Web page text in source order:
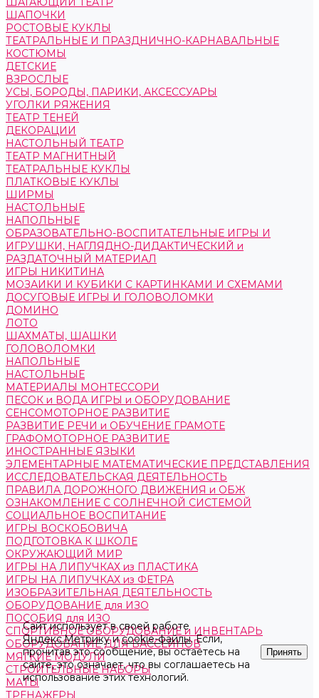
ШАПОЧКИ
РОСТОВЫЕ КУКЛЫ
ТЕАТРАЛЬНЫЕ И ПРАЗДНИЧНО-КАРНАВАЛЬНЫЕ
КОСТЮМЫ
ДЕТСКИЕ
ВЗРОСЛЫЕ
УСЫ, БОРОДЫ, ПАРИКИ, АКСЕССУАРЫ
УГОЛКИ РЯЖЕНИЯ
ТЕАТР ТЕНЕЙ
ДЕКОРАЦИИ
НАСТОЛЬНЫЙ ТЕАТР
ТЕАТР МАГНИТНЫЙ
ТЕАТРАЛЬНЫЕ КУКЛЫ
ПЛАТКОВЫЕ КУКЛЫ
ШИРМЫ
НАСТОЛЬНЫЕ
НАПОЛЬНЫЕ
ОБРАЗОВАТЕЛЬНО-ВОСПИТАТЕЛЬНЫЕ ИГРЫ И
ИГРУШКИ, НАГЛЯДНО-ДИДАКТИЧЕСКИЙ и
РАЗДАТОЧНЫЙ МАТЕРИАЛ
ИГРЫ НИКИТИНА
МОЗАИКИ И КУБИКИ С КАРТИНКАМИ И СХЕМАМИ
ДОСУГОВЫЕ ИГРЫ И ГОЛОВОЛОМКИ
ДОМИНО
ЛОТО
ШАХМАТЫ, ШАШКИ
ГОЛОВОЛОМКИ
НАПОЛЬНЫЕ
НАСТОЛЬНЫЕ
МАТЕРИАЛЫ МОНТЕССОРИ
ПЕСОК и ВОДА ИГРЫ и ОБОРУДОВАНИЕ
СЕНСОМОТОРНОЕ РАЗВИТИЕ
РАЗВИТИЕ РЕЧИ и ОБУЧЕНИЕ ГРАМОТЕ
ГРАФОМОТОРНОЕ РАЗВИТИЕ
ИНОСТРАННЫЕ ЯЗЫКИ
ЭЛЕМЕНТАРНЫЕ МАТЕМАТИЧЕСКИЕ ПРЕДСТАВЛЕНИЯ
ИССЛЕДОВАТЕЛЬСКАЯ ДЕЯТЕЛЬНОСТЬ
ПРАВИЛА ДОРОЖНОГО ДВИЖЕНИЯ и ОБЖ
ОЗНАКОМЛЕНИЕ С СОЛНЕЧНОЙ СИСТЕМОЙ
СОЦИАЛЬНОЕ ВОСПИТАНИЕ
ИГРЫ ВОСКОБОВИЧА
ПОДГОТОВКА К ШКОЛЕ
ОКРУЖАЮЩИЙ МИР
ИГРЫ НА ЛИПУЧКАХ из ПЛАСТИКА
ИГРЫ НА ЛИПУЧКАХ из ФЕТРА
ИЗОБРАЗИТЕЛЬНАЯ ДЕЯТЕЛЬНОСТЬ
ОБОРУДОВАНИЕ для ИЗО
ПОСОБИЯ для ИЗО
СПОРТИВНОЕ ОБОРУДОВАНИЕ и ИНВЕНТАРЬ
ОБОРУДОВАНИЕ ДЛЯ БАССЕЙНОВ
МЯГКИЕ МОДУЛИ
СТРОИТЕЛЬНЫЕ НАБОРЫ
МАТЫ
ТРЕНАЖЕРЫ
Сайт использует в своей работе
Яндекс.Метрикуиcookie-файлы. Если,
прочитав это сообщение, вы остаетесь на
сайте, это означает, что вы соглашаетесь на
использование этих технологий.
Принять